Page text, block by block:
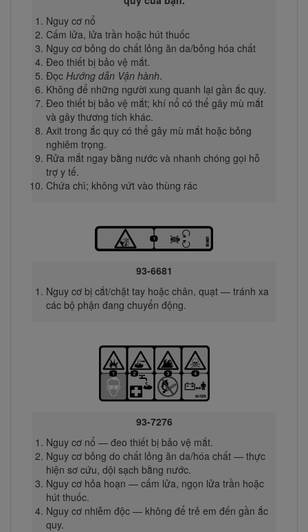
Nguy cơ nổ
Cấm lửa, lửa trần hoặc hút thuốc
Nguy cơ bỏng do chất lỏng ăn da/bỏng hóa chất
Đeo thiết bị bảo vệ mắt.
Đọc Hướng dẫn Vận hành.
Không để những người xung quanh lại gần ắc quy.
Đeo thiết bị bảo vệ mắt; khí nổ có thể gây mù mắt
và gây thương tích khác.
Axit trong ắc quy có thể gây mù mắt hoặc bỏng
nghiêm trọng.
Rửa mắt ngay bằng nước và nhanh chóng gọi hỗ
trợ y tế.
Chứa chì; không vứt vào thùng rác
93-6681
Nguy cơ bị cắt/chặt tay hoặc chân, quạt — tránh xa
các bộ phận đang chuyển động.
93-7276
Nguy cơ nổ — đeo thiết bị bảo vệ mắt.
Nguy cơ bỏng do chất lỏng ăn da/hóa chất — thực
hiện sơ cứu, dội sạch bằng nước.
Nguy cơ hỏa hoạn — cấm lửa, ngọn lửa trần hoặc
hút thuốc.
Nguy cơ nhiễm độc — không để trẻ em đến gần ắc
quy.